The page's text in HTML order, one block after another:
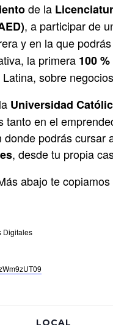
de la
, a participar de
y en la que
la primera 100
sobre
Universidad
en el
podrás cursar
, desde tu propia
abajo te
Digitales
LOCAL